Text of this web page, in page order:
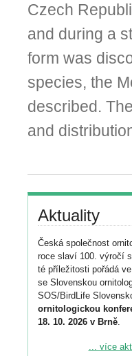
Czech
and during a
form was
species, the
described.
and
Aktuality
Česká společnost
roce slaví 100. výročí
té příležitosti pořádá
se Slovenskou
SOS/BirdLife
ornitologickou
18. 10. 2026 v Brně.
Podrobnější informace
... více